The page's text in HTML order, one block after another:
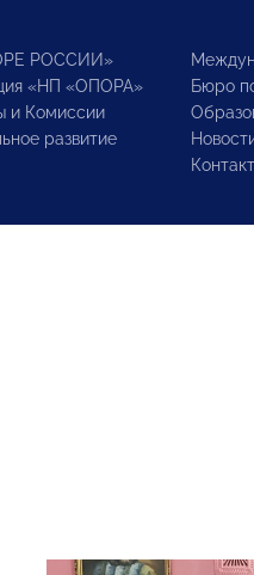
РОССИИ»
«НП «ОПОРА»
и Комиссии
развитие
Бюро